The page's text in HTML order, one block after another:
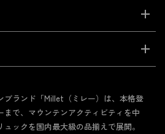
ブランド「Millet（ミレー）は、本格登
まで、マウンテンアクティビティを中
ックを国内最大級の品揃えで展開。